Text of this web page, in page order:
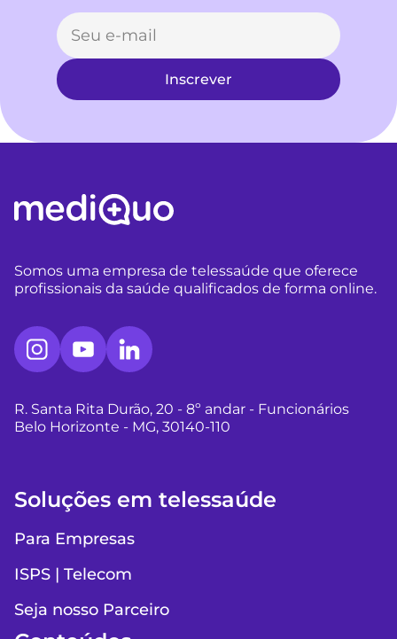
Inscrever
Somos uma empresa de telessaúde que oferece
profissionais da saúde qualificados de forma online.
R. Santa Rita Durão, 20 - 8º andar - Funcionários
Belo Horizonte - MG, 30140-110
Soluções em telessaúde
Para Empresas
ISPS | Telecom
Seja nosso Parceiro